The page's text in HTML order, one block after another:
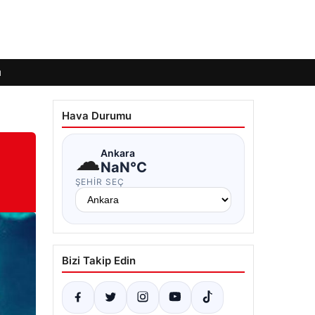
Hava Durumu
☁Ankara
NaN°C
ŞEHIR SEÇ
Bizi Takip Edin